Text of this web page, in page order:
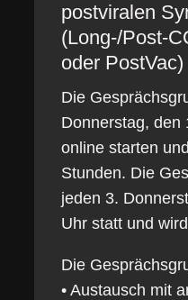
postviralen
(Long-/Post-
oder PostVac)
Die
Donnerstag, den
online starten
Stunden. Die
jeden 3.
Uhr statt und
Die
• Austausch mit